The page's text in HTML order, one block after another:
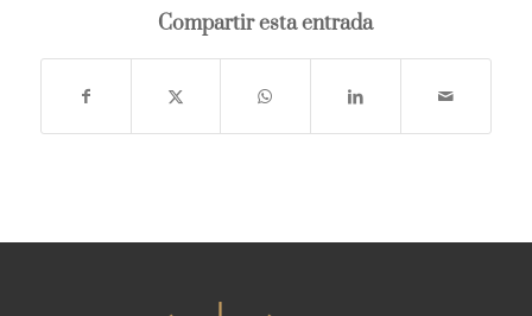
Compartir esta entrada